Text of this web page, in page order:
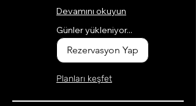
Devamını okuyun
Günler yükleniyor...
Rezervasyon Yap
Planları keşfet